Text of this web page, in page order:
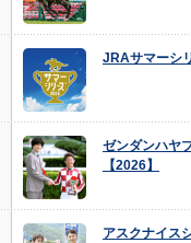
JRAサマーシ
ゼンダンハヤ
【2026】
アスクナイス